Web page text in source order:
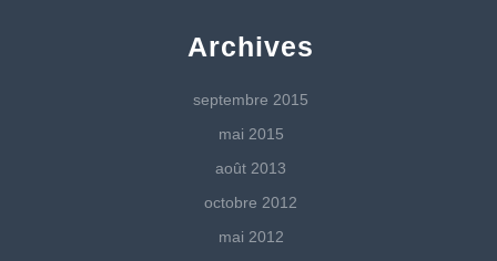
Archives
septembre 2015
mai 2015
août 2013
octobre 2012
mai 2012